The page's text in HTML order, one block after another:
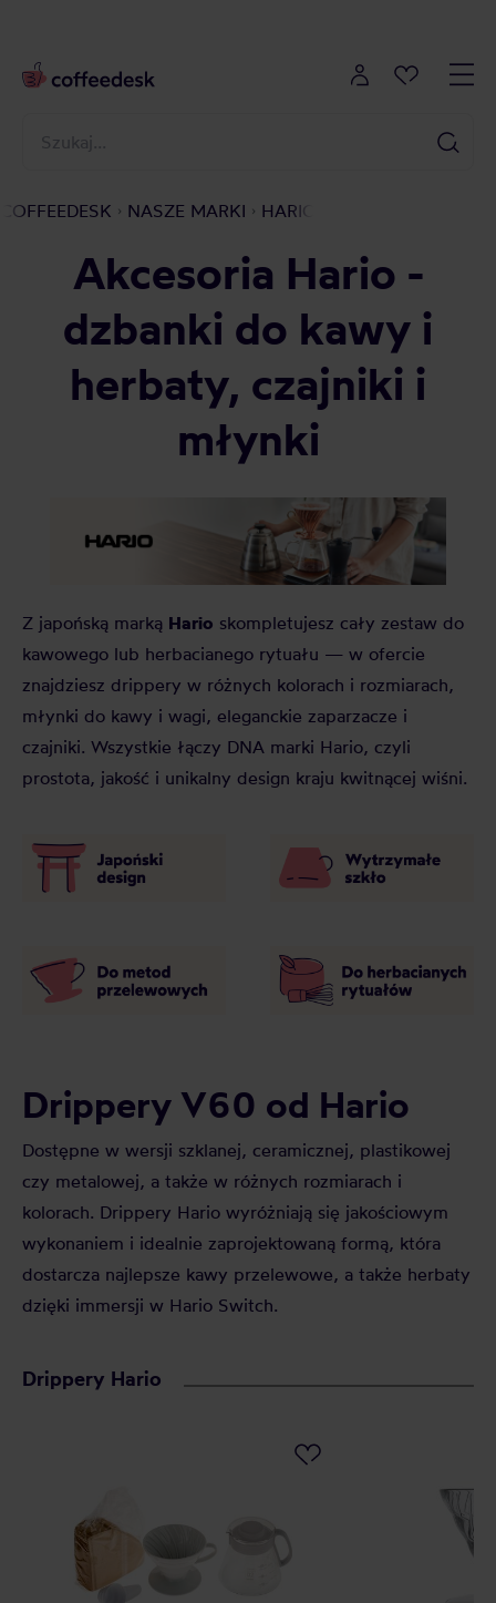
COFFEEDESK NASZE MARKI HARIO
Akcesoria Hario -
dzbanki do kawy i
herbaty, czajniki i
młynki
Z japońską marką Hario skompletujesz cały zestaw do
kawowego lub herbacianego rytuału — w ofercie
znajdziesz drippery w różnych kolorach i rozmiarach,
młynki do kawy i wagi, eleganckie zaparzacze i
czajniki. Wszystkie łączy DNA marki Hario, czyli
prostota, jakość i unikalny design kraju kwitnącej wiśni.
Drippery V60 od Hario
Dostępne w wersji szklanej, ceramicznej, plastikowej
czy metalowej, a także w różnych rozmiarach i
kolorach. Drippery Hario wyróżniają się jakościowym
wykonaniem i idealnie zaprojektowaną formą, która
dostarcza najlepsze kawy przelewowe, a także herbaty
dzięki immersji w Hario Switch.
Drippery Hario